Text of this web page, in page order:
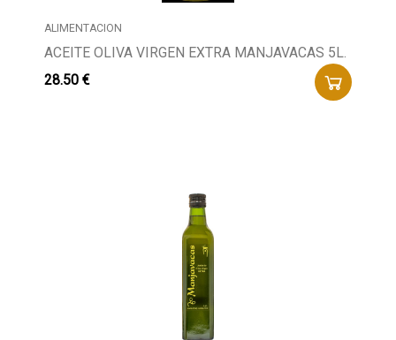
ALIMENTACION
ACEITE OLIVA VIRGEN EXTRA MANJAVACAS 5L.
28.50 €